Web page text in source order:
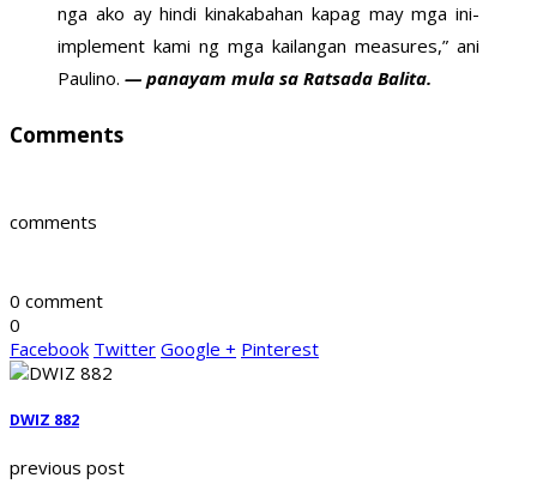
nga ako ay hindi kinakabahan kapag may mga ini-
implement kami ng mga kailangan measures,” ani
Paulino. — panayam mula sa Ratsada Balita.
Comments
comments
0 comment
0
Facebook Twitter Google + Pinterest
DWIZ 882
previous post